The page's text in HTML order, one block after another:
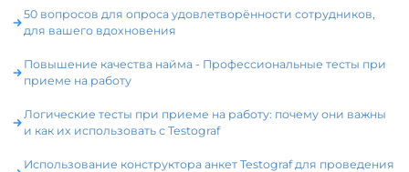
50 вопросов для опроса удовлетворённости сотрудников,
для вашего вдохновения
Повышение качества найма - Профессиональные тесты при
приеме на работу
Логические тесты при приеме на работу: почему они важны
и как их использовать с Testograf
Использование конструктора анкет Testograf для проведения